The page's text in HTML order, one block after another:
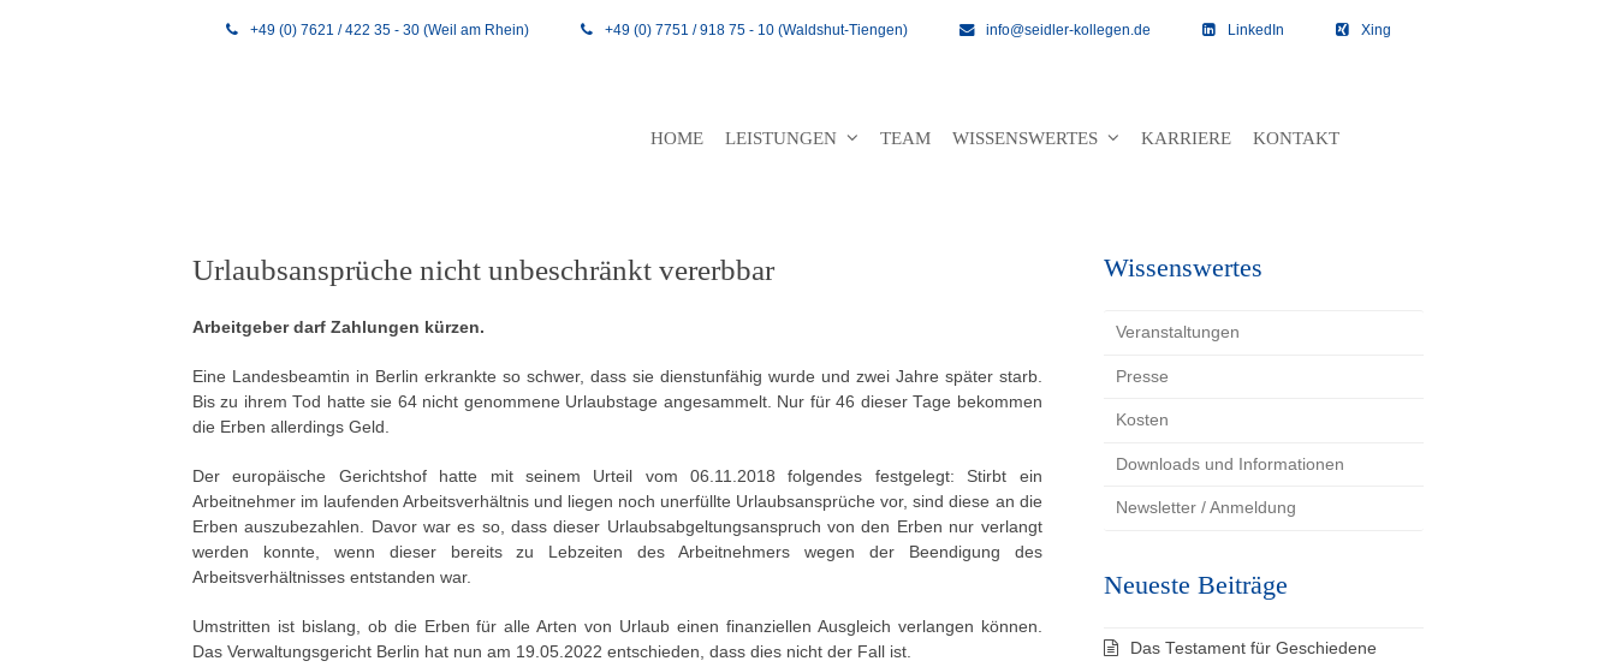
+49 (0) 7621 / 422 35 - 30 (Weil am Rhein) +49 (0) 7751 / 918 75 - 10 (Waldshut-Tiengen) info@seidler-kollegen.de LinkedIn Xing
HOME LEISTUNGEN TEAM WISSENSWERTES KARRIERE KONTAKT
Urlaubsansprüche nicht unbeschränkt vererbbar
Arbeitgeber darf Zahlungen kürzen.
Eine Landesbeamtin in Berlin erkrankte so schwer, dass sie dienstunfähig wurde und zwei Jahre später starb.
Bis zu ihrem Tod hatte sie 64 nicht genommene Urlaubstage angesammelt. Nur für 46 dieser Tage bekommen
die Erben allerdings Geld.
Der europäische Gerichtshof hatte mit seinem Urteil vom 06.11.2018 folgendes festgelegt: Stirbt ein
Arbeitnehmer im laufenden Arbeitsverhältnis und liegen noch unerfüllte Urlaubsansprüche vor, sind diese an die
Erben auszubezahlen. Davor war es so, dass dieser Urlaubsabgeltungsanspruch von den Erben nur verlangt
werden konnte, wenn dieser bereits zu Lebzeiten des Arbeitnehmers wegen der Beendigung des
Arbeitsverhältnisses entstanden war.
Umstritten ist bislang, ob die Erben für alle Arten von Urlaub einen finanziellen Ausgleich verlangen können.
Das Verwaltungsgericht Berlin hat nun am 19.05.2022 entschieden, dass dies nicht der Fall ist.
Wissenswertes
Veranstaltungen
Presse
Kosten
Downloads und Informationen
Newsletter / Anmeldung
Neueste Beiträge
Das Testament für Geschiedene